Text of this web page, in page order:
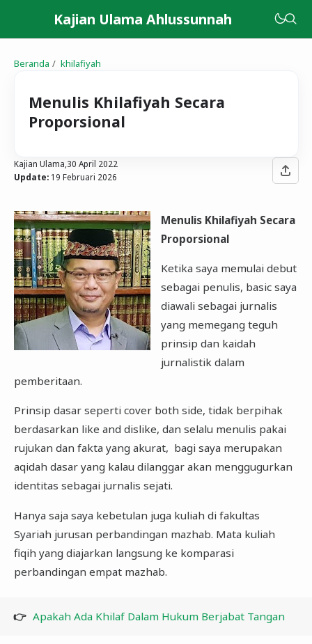
Kajian Ulama Ahlussunnah
Beranda khilafiyah
Menulis Khilafiyah Secara
Proporsional
Kajian Ulama, 30 April 2022
Update: 19 Februari 2026
Menulis Khilafiyah Secara
Proporsional
Ketika saya memulai debut
sebagai penulis, basic saya
diawali sebagai jurnalis
yang memegang teguh
prinsip dan kaidah
jurnalistik dalam
pemberitaan.
Prinsip dasar seperti cover both side, tidak berpihak
berdasarkan like and dislike, dan selalu menulis pakai
rujukan dan fakta yang akurat, bagi saya merupakan
aqidah dasar yang kalau dilanggar akan menggugurkan
identitas sebagai jurnalis sejati.
Hanya saja saya kebetulan juga kuliah di fakultas
Syariah jurusan perbandingan mazhab. Mata kuliah
fiqih yang diajarkan langsung ke komparasi
perbandingan empat mazhab.
👉 Apakah Ada Khilaf Dalam Hukum Berjabat Tangan